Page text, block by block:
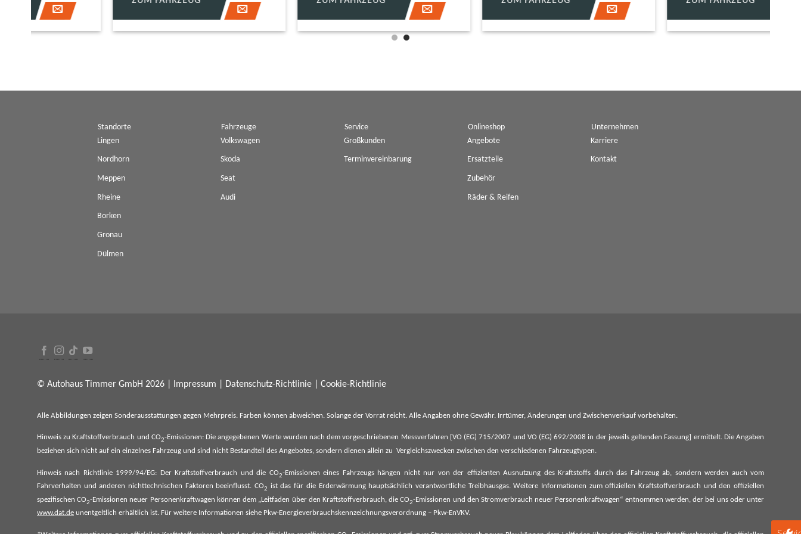
Klimaanlage
Innentyp Stoff
Pannenhilfe Pannenkit
Standorte
Lingen
Nordhorn
Meppen
Rheine
Borken
Gronau
Dülmen
Fahrzeuge
Volkswagen
Skoda
Seat
Audi
Service
Großkunden
Terminvereinbarung
Onlineshop
Angebote
Ersatzteile
Zubehör
Räder & Reifen
Unternehmen
Karriere
Kontakt
© Autohaus Timmer GmbH 2026 | Impressum Datenschutz-Richtlinie Cookie-Richtlinie
Alle Abbildungen zeigen Sonderausstattungen gegen Mehrpreis. Farben können abweichen. Solange der Vorrat reicht. Alle Angaben ohne Gewähr. Irrtümer, Änderungen und Zwischenverkauf vorbehalten.
Hinweis zu Kraftstoffverbrauch und CO2-Emissionen: Die angegebenen Werte wurden nach dem vorgeschriebenen Messverfahren [VO (EG) 715/2007 und VO (EG) 692/2008 in der jeweils geltenden Fassung] ermittelt. Die Angaben
beziehen sich nicht auf ein einzelnes Fahrzeug und sind nicht Bestandteil des Angebotes, sondern dienen allein zu Vergleichszwecken zwischen den verschiedenen Fahrzeugtypen.
Hinweis nach Richtlinie 1999/94/EG: Der Kraftstoffverbrauch und die CO2-Emissionen eines Fahrzeugs hängen nicht nur von der effizienten Ausnutzung des Kraftstoffs durch das Fahrzeug ab, sondern werden auch vom
Fahrverhalten und anderen nichttechnischen Faktoren beeinflusst. CO2
ist das für die Erderwärmung hauptsächlich verantwortliche Treibhausgas. Weitere Informationen zum offiziellen Kraftstoffverbrauch und den offiziellen
spezifischen CO2-Emissionen neuer Personenkraftwagen können dem „Leitfaden über den Kraftstoffverbrauch, die CO2-Emissionen und den Stromverbrauch neuer Personenkraftwagen“ entnommen werden, der bei uns oder unter
www.dat.de unentgeltlich erhältlich ist. Für weitere Informationen siehe Pkw-Energieverbrauchskennzeichnungsverordnung – Pkw-EnVKV.